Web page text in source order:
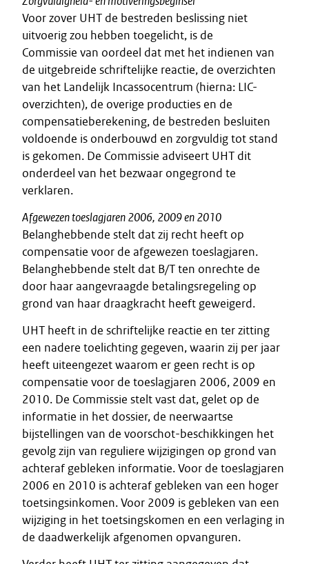
Voor zover UHT de bestreden beslissing niet
uitvoerig zou hebben toegelicht, is de
Commissie van oordeel dat met het indienen van
de uitgebreide schriftelijke reactie, de overzichten
van het Landelijk Incassocentrum (hierna: LIC-
overzichten), de overige producties en de
compensatieberekening, de bestreden besluiten
voldoende is onderbouwd en zorgvuldig tot stand
is gekomen. De Commissie adviseert UHT dit
onderdeel van het bezwaar ongegrond te
verklaren.
Afgewezen toeslagjaren 2006, 2009 en 2010
Belanghebbende stelt dat zij recht heeft op
compensatie voor de afgewezen toeslagjaren.
Belanghebbende stelt dat B/T ten onrechte de
door haar aangevraagde betalingsregeling op
grond van haar draagkracht heeft geweigerd.
UHT heeft in de schriftelijke reactie en ter zitting
een nadere toelichting gegeven, waarin zij per jaar
heeft uiteengezet waarom er geen recht is op
compensatie voor de toeslagjaren 2006, 2009 en
2010. De Commissie stelt vast dat, gelet op de
informatie in het dossier, de neerwaartse
bijstellingen van de voorschot-beschikkingen het
gevolg zijn van reguliere wijzigingen op grond van
achteraf gebleken informatie. Voor de toeslagjaren
2006 en 2010 is achteraf gebleken van een hoger
toetsingsinkomen. Voor 2009 is gebleken van een
wijziging in het toetsingskomen en een verlaging in
de daadwerkelijk afgenomen opvanguren.